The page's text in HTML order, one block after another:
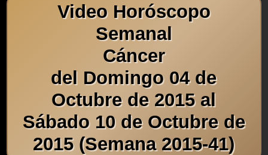
Video Horóscopo
Semanal
Cáncer
del Domingo 04 de
Octubre de 2015 al
Sábado 10 de Octubre de
2015 (Semana 2015-41)